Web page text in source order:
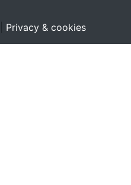
Privacy & cookies